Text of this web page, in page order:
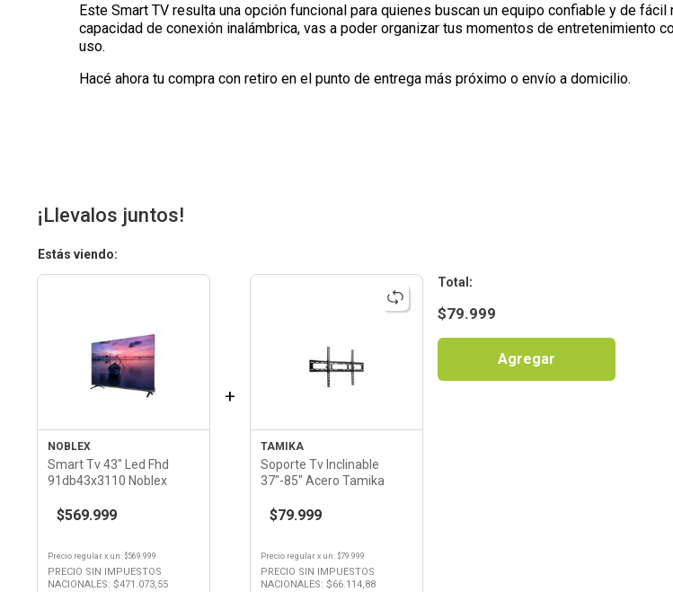
Este Smart TV resulta una opción funcional para quienes buscan un equipo confiable y de
capacidad de conexión inalámbrica, vas a poder organizar tus momentos de entretenimiento
uso.
Hacé ahora tu compra con retiro en el punto de entrega más próximo o envío a domicilio.
¡Llevalos juntos!
Estás viendo:
NOBLEX
Smart Tv 43" Led Fhd
91db43x3110 Noblex
$569.999
Precio regularx un: $569.999
PRECIO SIN IMPUESTOS
NACIONALES: $471.073,55
+
TAMIKA
Soporte Tv Inclinable
37"-85" Acero Tamika
$79.999
Precio regularx un: $79.999
PRECIO SIN IMPUESTOS
NACIONALES: $66.114,88
:
$79.999
Agregar